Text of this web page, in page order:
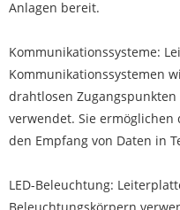
Anlagen bereit.
Kommunikationssysteme:
Kommunikationssystemen
drahtlosen
verwendet. Sie
den Empfang von Daten in
LED-Beleuchtung: